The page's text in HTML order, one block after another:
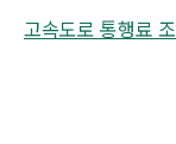
고속도로 통행료